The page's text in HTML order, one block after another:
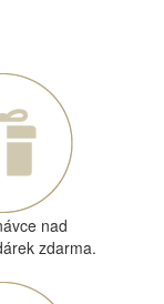
nad
zdarma.